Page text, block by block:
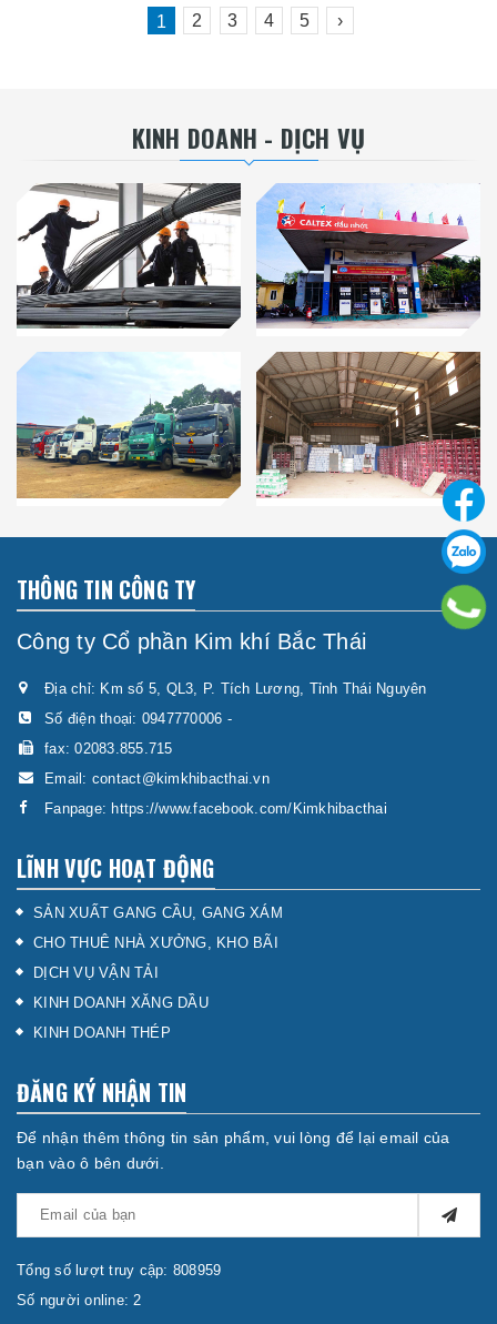
1 2 3 4 5 ›
KINH DOANH - DỊCH VỤ
THÔNG TIN CÔNG TY
Công ty Cổ phần Kim khí Bắc Thái
Địa chỉ: Km số 5, QL3, P. Tích Lương, Tỉnh Thái Nguyên
Số điện thoại: 0947770006 -
fax: 02083.855.715
Email: contact@kimkhibacthai.vn
Fanpage: https://www.facebook.com/Kimkhibacthai
LĨNH VỰC HOẠT ĐỘNG
SẢN XUẤT GANG CẦU, GANG XÁM
CHO THUÊ NHÀ XƯỞNG, KHO BÃI
DỊCH VỤ VẬN TẢI
KINH DOANH XĂNG DẦU
KINH DOANH THÉP
ĐĂNG KÝ NHẬN TIN
Để nhận thêm thông tin sản phẩm, vui lòng để lại email của
bạn vào ô bên dưới.
Tổng số lượt truy cập: 808959
Số người online: 2